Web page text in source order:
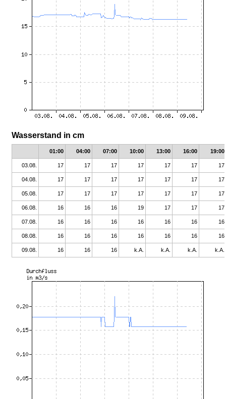
Wasserstand in cm
01:00 04:00 07:00 10:00 13:00 16:00 19:00
03.08. 17 17 17 17 17 17 17
04.08. 17 17 17 17 17 17 17
05.08. 17 17 17 17 17 17 17
06.08. 16 16 16 19 17 17 17
07.08. 16 16 16 16 16 16 16
08.08. 16 16 16 16 16 16 16
09.08. 16 16 16 k.A. k.A. k.A. k.A.